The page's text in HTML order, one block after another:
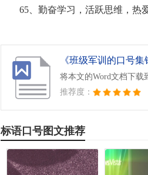
65、勤奋学习，活跃思维，热
《班级军训的口号集
将本文的Word文档下载
推荐度：
标语口号图文推荐